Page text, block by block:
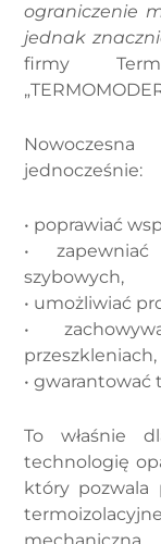
ograniczenie
jednak
firmy
jednocześnie:
• poprawiać
•
szybowych,
• umożliwiać
•
przeszkleniach,
• gwarantować
To właśnie
technologię
który pozwala